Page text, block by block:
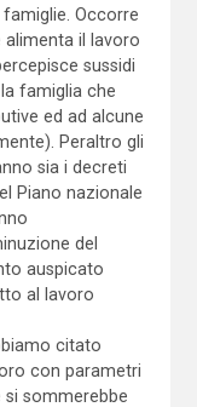
Occorre
il lavoro
sussidi
famiglia che
ed ad alcune
Peraltro gli
sia i decreti
Piano nazionale
del
auspicato
al lavoro
citato
con parametri
sommerebbe